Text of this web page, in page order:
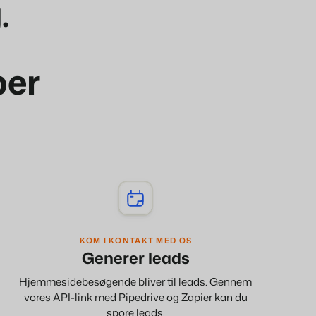
KOM I KONTAKT MED OS
Generer leads
Hjemmesidebesøgende bliver til leads. Gennem
vores API-link med Pipedrive og Zapier kan du
spore leads.